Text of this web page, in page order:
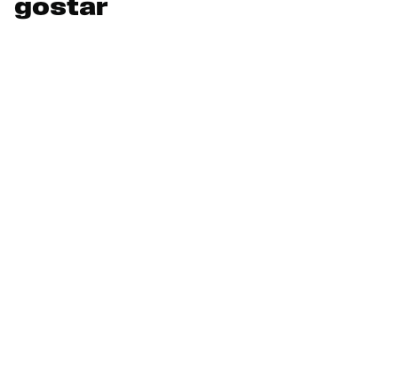
gostar